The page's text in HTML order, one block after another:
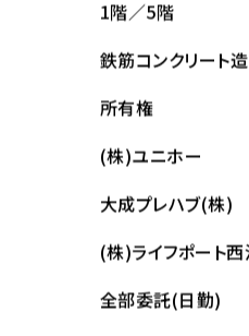
1階／5階
鉄筋コンクリート造
所有権
(株)ユニホー
大成プレハブ(株)
(株)ライフポート
全部委託(日勤)